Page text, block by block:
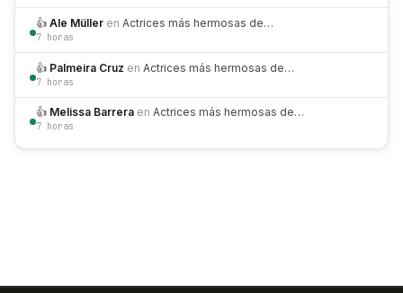
👍 Ale Müller en Actrices más hermosas de…
7 horas
👍 Palmeira Cruz en Actrices más hermosas de…
7 horas
👍 Melissa Barrera en Actrices más hermosas de…
7 horas